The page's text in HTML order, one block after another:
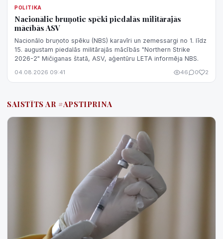
POLITIKA
Nacionālie bruņotie spēki piedalās militārajās
mācībās ASV
Nacionālo bruņoto spēku (NBS) karavīri un zemessargi no 1. līdz
15. augustam piedalās militārajās mācībās "Northern Strike
2026-2" Mičiganas štatā, ASV, aģentūru LETA informēja NBS.
04.08.2026 09:41 46 0 2
SAISTĪTS AR #APSTIPRINA